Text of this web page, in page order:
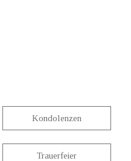
Kondolenzen
Trauerfeier